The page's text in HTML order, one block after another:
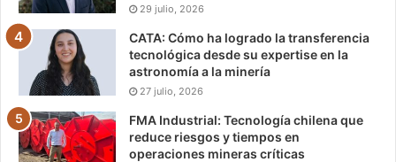
29 julio, 2026
CATA: Cómo ha logrado la transferencia
tecnológica desde su expertise en la
astronomía a la minería
27 julio, 2026
FMA Industrial: Tecnología chilena que
reduce riesgos y tiempos en
operaciones mineras críticas